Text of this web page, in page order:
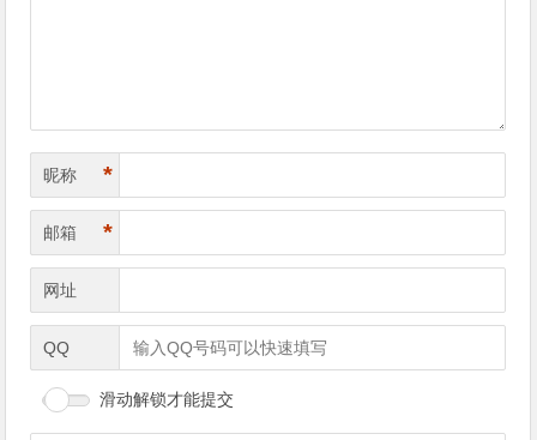
昵称 *
邮箱 *
网址
QQ
滑动解锁才能提交